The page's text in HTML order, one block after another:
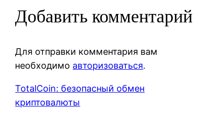
Добавить комментарий
Для отправки комментария вам
необходимо авторизоваться.
TotalCoin: безопасный обмен
криптовалюты